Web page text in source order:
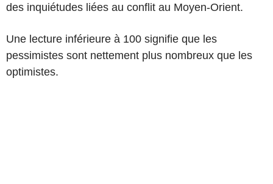
des inquiétudes liées au conflit au Moyen-Orient.
Une lecture inférieure à 100 signifie que les
pessimistes sont nettement plus nombreux que les
optimistes.